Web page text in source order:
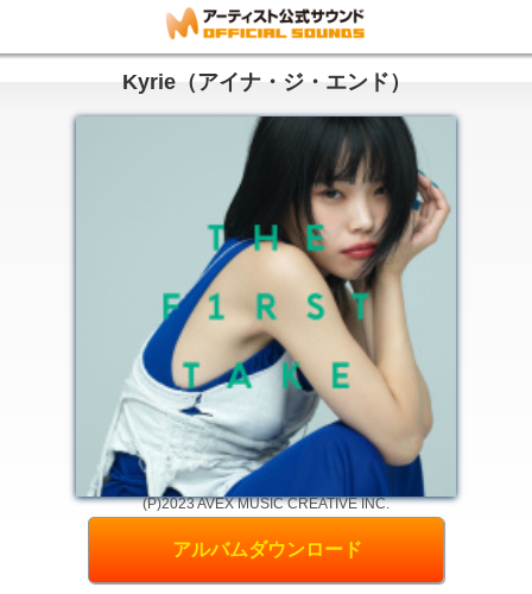
Kyrie（アイナ・ジ・エンド）
(P)2023 AVEX MUSIC CREATIVE INC.
アルバムダウンロード